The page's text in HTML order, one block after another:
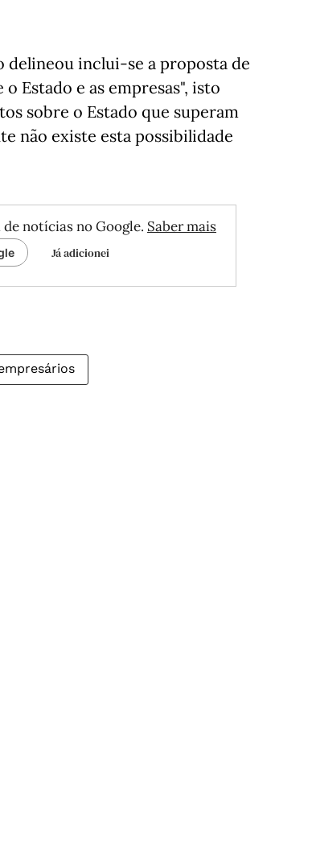
delineou inclui-se a proposta de
Estado e as empresas", isto
sobre o Estado que superam
não existe esta possibilidade
notícias no Google. Saber mais
Já adicionei